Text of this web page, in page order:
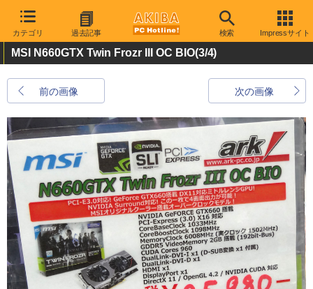
カテゴリ 過去記事 検索 Impressサイト
MSI N660GTX Twin Frozr III OC BIO(3/4)
前の画像 次の画像